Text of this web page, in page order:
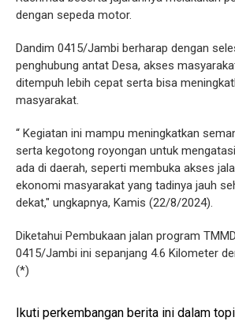
dengan sepeda motor.
Dandim 0415/Jambi berharap dengan
penghubung antat Desa, akses
ditempuh lebih cepat serta bisa
masyarakat.
“ Kegiatan ini mampu meningkatkan
serta kegotong royongan untuk
ada di daerah, seperti membuka akses
ekonomi masyarakat yang tadinya jauh
dekat," ungkapnya, Kamis (22/8/2024).
Diketahui Pembukaan jalan program
0415/Jambi ini sepanjang 4.6 Kilometer
(*)
Ikuti perkembangan berita ini dalam